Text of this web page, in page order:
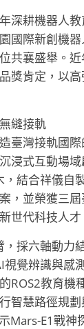
深耕機器人
國際新創機
共襄盛舉。
獎肯定，以
縫接軌
臺灣接軌國
式互動場
結合祥儀
，並榮獲三
世代科技人才
採六軸動力
覺辨識與
ROS2教育機
智慧路徑規
Mars-E1戰